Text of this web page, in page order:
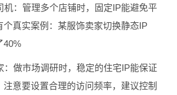
机：管理多个店铺时，固定IP能避免平
个真实案例：某服饰卖家切换静态IP
40%
：做市场调研时，稳定的住宅IP能保证
意要设置合理的访问频率，建议控制